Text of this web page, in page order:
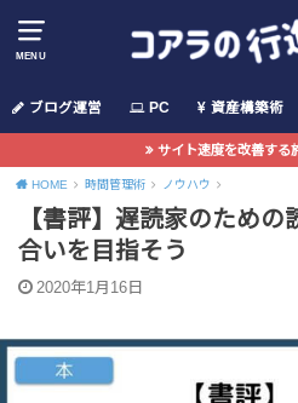
MENU
ブログ運営 PC 資産構築術
サイト速度を改善する
HOME 時間管理術 ノウハウ
【書評】遅読家のため
合いを目指そう
2020年1月16日